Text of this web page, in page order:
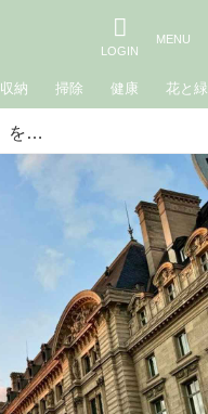
収納 掃除 健康 花と緑
パリの思い出に「香り」を｜カフェロッタ桜井かおりの雑記帖“楽しみは見つけるもの”